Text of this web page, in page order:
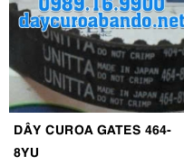
DÂY CUROA GATES 464-
8YU